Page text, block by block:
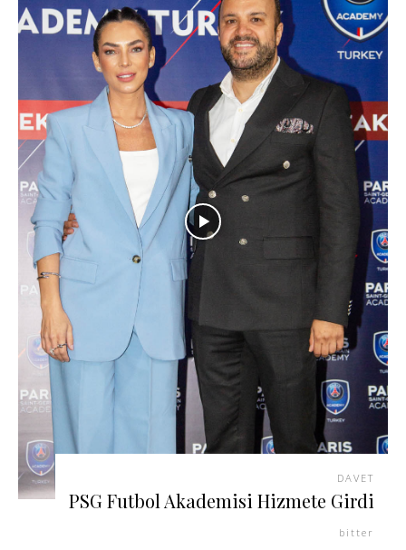
DAVET
PSG Futbol Akademisi Hizmete Girdi
bitter